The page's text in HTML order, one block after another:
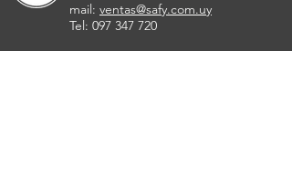
mail: ventas@safy.com.uy
Tel: 097 347 720